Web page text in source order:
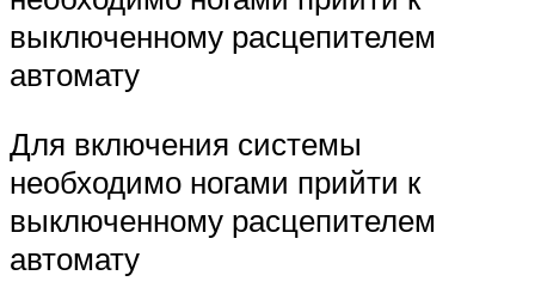
выключенному расцепителем
автомату
Для включения системы
необходимо ногами прийти к
выключенному расцепителем
автомату